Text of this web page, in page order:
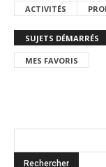
ACTIVITÉS
SUJETS DÉMARRÉS
MES FAVORIS